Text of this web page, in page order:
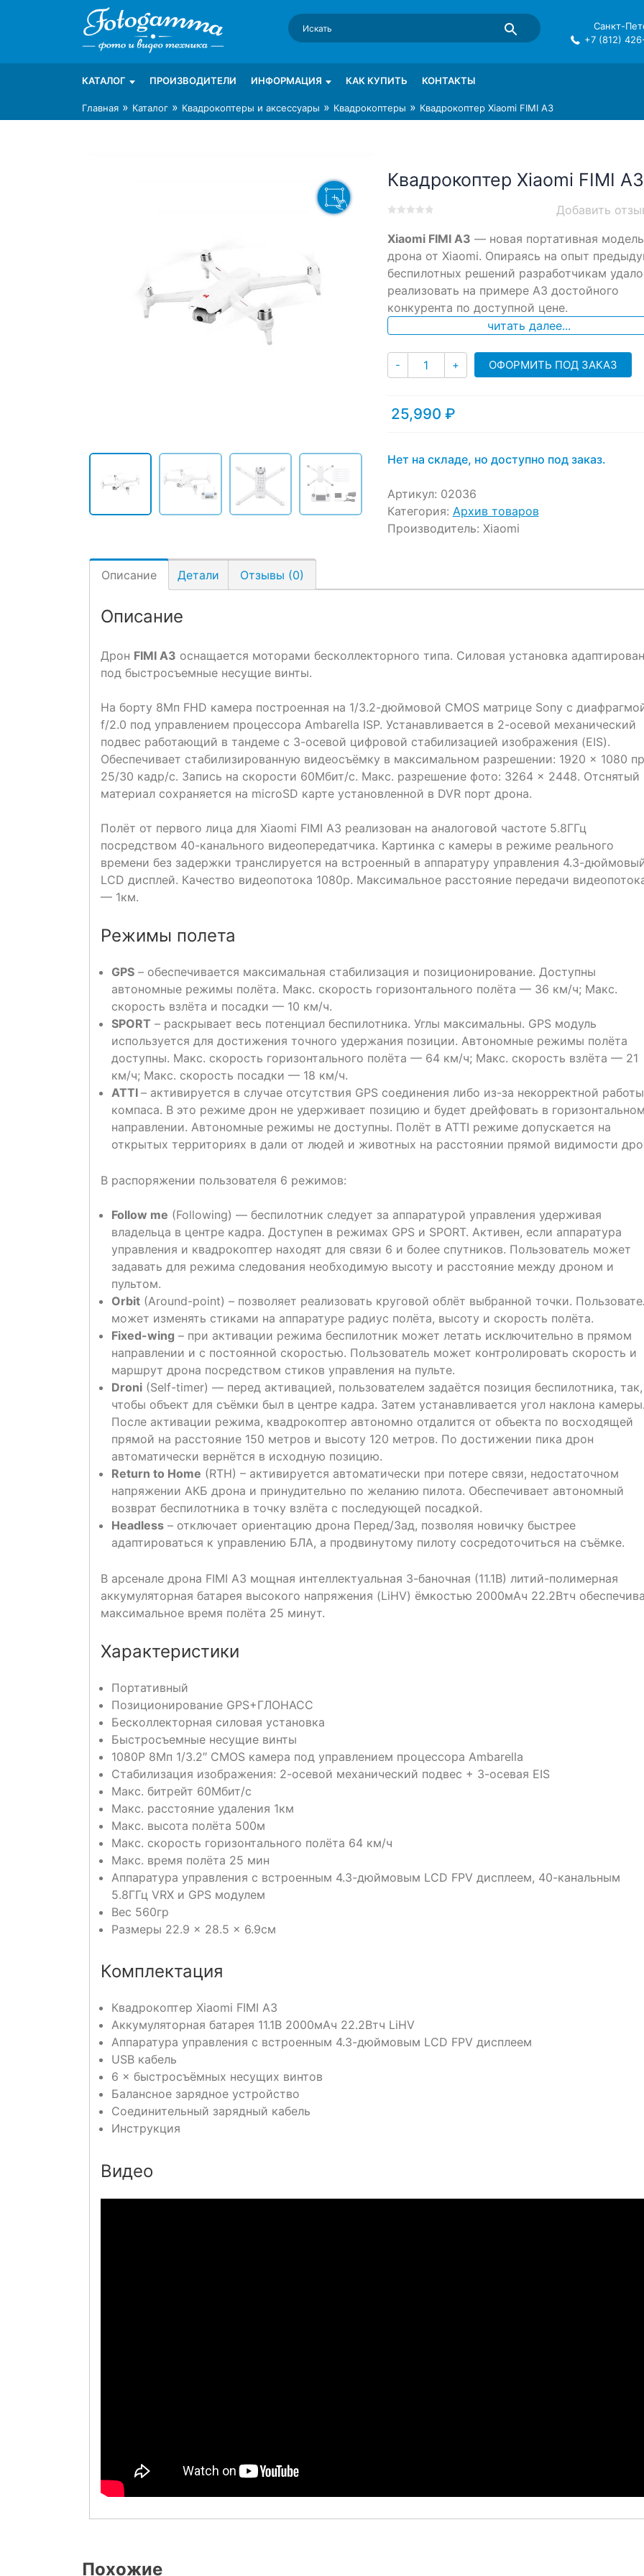
Интернет-магазин фототехники Foto-Gamma в СПб
Магазин фотоаксессуаров foto-gamma.ru
Санкт-
+7 (812)
КАТАЛОГ ПРОИЗВОДИТЕЛИ ИНФОРМАЦИЯ КАК КУПИТЬ КОНТАКТЫ
Главная » Каталог » Квадрокоптеры и аксессуары » Квадрокоптеры » Квадрокоптер Xiaomi FIMI A3
Квадрокоптер Xiaomi FIMI A3
out
based
on
customer
ratings
Добавить
Xiaomi FIMI A3 — новая портативная модель
дрона от Xiaomi. Опираясь на опыт
беспилотных решений разработчикам
реализовать на примере A3 достойного
конкурента по доступной цене.
читать далее...
- Количество
+ ОФОРМИТЬ ПОД ЗАКАЗ
25,990 ₽
Нет на складе, но доступно под заказ.
Артикул: 02036
Категория: Архив товаров
Производитель: Xiaomi
Описание Детали Отзывы (0)
Описание
Дрон FIMI A3 оснащается моторами бесколлекторного типа. Силовая установка
под быстросъемные несущие винты.
На борту 8Мп FHD камера построенная на 1/3.2-дюймовой CMOS матрице Sony с
f/2.0 под управлением процессора Ambarella ISP. Устанавливается в 2-осевой механический
подвес работающий в тандеме с 3-осевой цифровой стабилизацией изображения (EIS).
Обеспечивает стабилизированную видеосъёмку в максимальном разрешении: 1920 × 1080
25/30 кадр/с. Запись на скорости 60Мбит/с. Макс. разрешение фото: 3264 × 2448. Отснятый
материал сохраняется на microSD карте установленной в DVR порт дрона.
Полёт от первого лица для Xiaomi FIMI A3 реализован на аналоговой частоте 5.8ГГц
посредством 40-канального видеопередатчика. Картинка с камеры в режиме реального
времени без задержки транслируется на встроенный в аппаратуру управления 4.3-
LCD дисплей. Качество видеопотока 1080p. Максимальное расстояние передачи
— 1км.
Режимы полета
GPS – обеспечивается максимальная стабилизация и позиционирование. Доступны
автономные режимы полёта. Макс. скорость горизонтального полёта — 36 км/ч; Макс.
скорость взлёта и посадки — 10 км/ч.
SPORT – раскрывает весь потенциал беспилотника. Углы максимальны. GPS модуль
используется для достижения точного удержания позиции. Автономные режимы полёта
доступны. Макс. скорость горизонтального полёта — 64 км/ч; Макс. скорость взлёта — 21
км/ч; Макс. скорость посадки — 18 км/ч.
ATTI – активируется в случае отсутствия GPS соединения либо из-за некорректной работы
компаса. В это режиме дрон не удерживает позицию и будет дрейфовать в горизонтальном
направлении. Автономные режимы не доступны. Полёт в ATTI режиме допускается на
открытых территориях в дали от людей и животных на расстоянии прямой видимости
В распоряжении пользователя 6 режимов:
Follow me (Following) — беспилотник следует за аппаратурой управления удерживая
владельца в центре кадра. Доступен в режимах GPS и SPORT. Активен, если аппаратура
управления и квадрокоптер находят для связи 6 и более спутников. Пользователь может
задавать для режима следования необходимую высоту и расстояние между дроном и
пультом.
Orbit (Around-point) – позволяет реализовать круговой облёт выбранной точки.
может изменять стиками на аппаратуре радиус полёта, высоту и скорость полёта.
Fixed-wing – при активации режима беспилотник может летать исключительно в прямом
направлении и с постоянной скоростью. Пользователь может контролировать скорость и
маршрут дрона посредством стиков управления на пульте.
Droni (Self-timer) — перед активацией, пользователем задаётся позиция беспилотника, так,
чтобы объект для съёмки был в центре кадра. Затем устанавливается угол наклона камеры.
После активации режима, квадрокоптер автономно отдалится от объекта по восходящей
прямой на расстояние 150 метров и высоту 120 метров. По достижении пика дрон
автоматически вернётся в исходную позицию.
Return to Home (RTH) – активируется автоматически при потере связи, недостаточном
напряжении АКБ дрона и принудительно по желанию пилота. Обеспечивает автономный
возврат беспилотника в точку взлёта с последующей посадкой.
Headless – отключает ориентацию дрона Перед/Зад, позволяя новичку быстрее
адаптироваться к управлению БЛА, а продвинутому пилоту сосредоточиться на съёмке.
В арсенале дрона FIMI A3 мощная интеллектуальная 3-баночная (11.1В) литий-полимерная
аккумуляторная батарея высокого напряжения (LiHV) ёмкостью 2000мАч 22.2Втч
максимальное время полёта 25 минут.
Характеристики
Портативный
Позиционирование GPS+ГЛОНАСС
Бесколлекторная силовая установка
Быстросъемные несущие винты
1080P 8Мп 1/3.2″ CMOS камера под управлением процессора Ambarella
Стабилизация изображения: 2-осевой механический подвес + 3-осевая EIS
Макс. битрейт 60Мбит/с
Макс. расстояние удаления 1км
Макс. высота полёта 500м
Макс. скорость горизонтального полёта 64 км/ч
Макс. время полёта 25 мин
Аппаратура управления с встроенным 4.3-дюймовым LCD FPV дисплеем, 40-канальным
5.8ГГц VRX и GPS модулем
Вес 560гр
Размеры 22.9 × 28.5 × 6.9см
Комплектация
Квадрокоптер Xiaomi FIMI A3
Аккумуляторная батарея 11.1В 2000мАч 22.2Втч LiHV
Аппаратура управления с встроенным 4.3-дюймовым LCD FPV дисплеем
USB кабель
6 × быстросъёмных несущих винтов
Балансное зарядное устройство
Соединительный зарядный кабель
Инструкция
Видео
Похожие